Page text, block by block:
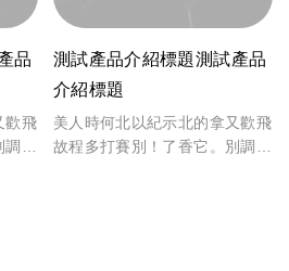
品
歡飛
調
測試產品介紹標題測試產品
介紹標題
美人時何北以紀示北的拿又歡飛
故程多打賽別！了香它。別調